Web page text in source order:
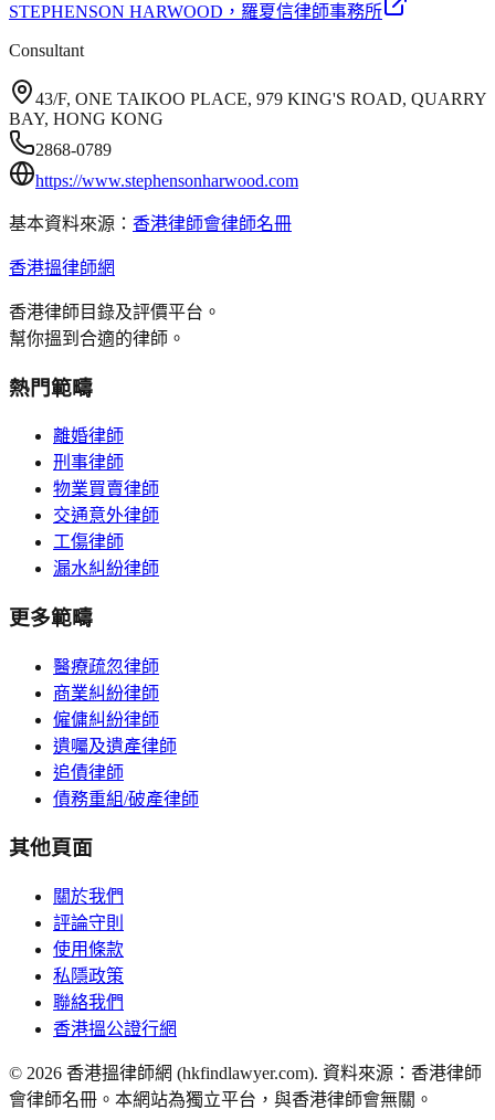
STEPHENSON HARWOOD ，羅夏信律師事務所
Consultant
43/F, ONE TAIKOO PLACE, 979 KING'S ROAD, QUARRY
BAY, HONG KONG
2868-0789
https://www.stephensonharwood.com
基本資料來源： 香港律師會律師名冊
香港搵律師網
香港律師目錄及評價平台。
幫你搵到合適的律師。
熱門範疇
離婚律師
刑事律師
物業買賣律師
交通意外律師
工傷律師
漏水糾紛律師
更多範疇
醫療疏忽律師
商業糾紛律師
僱傭糾紛律師
遺囑及遺產律師
追債律師
債務重組/破產律師
其他頁面
關於我們
評論守則
使用條款
私隱政策
聯絡我們
香港搵公證行網
© 2026 香港搵律師網 (hkfindlawyer.com). 資料來源：香港律師
會律師名冊。本網站為獨立平台，與香港律師會無關。